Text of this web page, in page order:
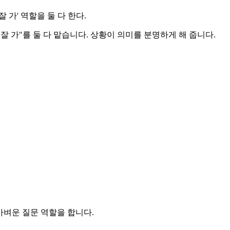
가' 역할을 둘 다 한다.
가"를 둘 다 맡습니다. 상황이 의미를 분명하게 해 줍니다.
운 질문 역할을 합니다.